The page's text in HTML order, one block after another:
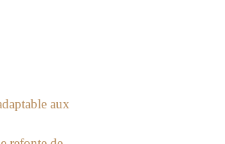
aux